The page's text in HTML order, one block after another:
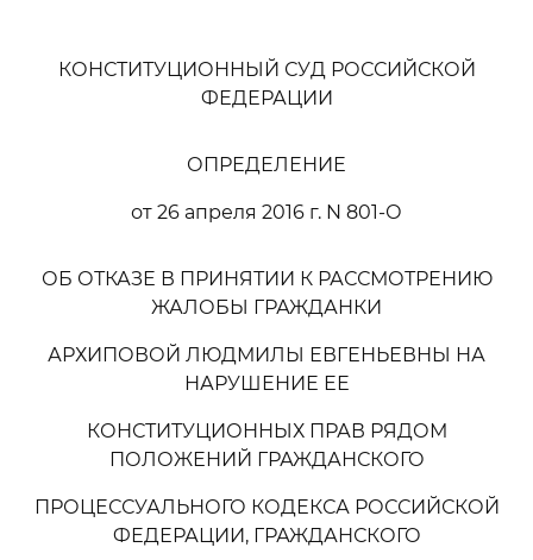
КОНСТИТУЦИОННЫЙ СУД РОССИЙСКОЙ
ФЕДЕРАЦИИ
ОПРЕДЕЛЕНИЕ
от 26 апреля 2016 г. N 801-О
ОБ ОТКАЗЕ В ПРИНЯТИИ К РАССМОТРЕНИЮ
ЖАЛОБЫ ГРАЖДАНКИ
АРХИПОВОЙ ЛЮДМИЛЫ ЕВГЕНЬЕВНЫ НА
НАРУШЕНИЕ ЕЕ
КОНСТИТУЦИОННЫХ ПРАВ РЯДОМ
ПОЛОЖЕНИЙ ГРАЖДАНСКОГО
ПРОЦЕССУАЛЬНОГО КОДЕКСА РОССИЙСКОЙ
ФЕДЕРАЦИИ, ГРАЖДАНСКОГО